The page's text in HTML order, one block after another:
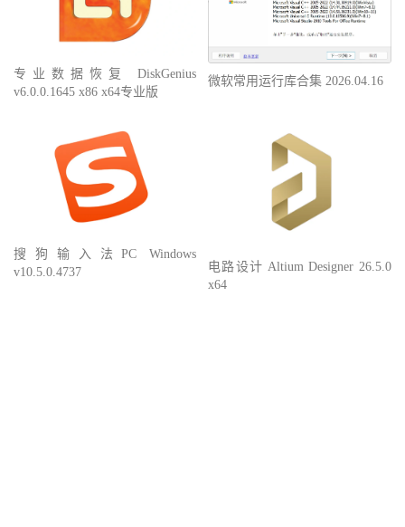
专业数据恢复 DiskGenius
v6.0.0.1645 x86 x64专业版
微软常用运行库合集 2026.04.16
搜狗输入法PC Windows
v10.5.0.4737
电路设计 Altium Designer 26.5.0
x64